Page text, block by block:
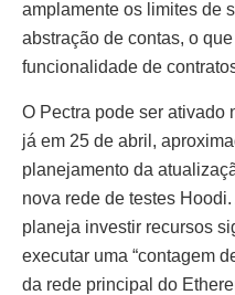
amplamente os limites de
abstração de contas, o
funcionalidade de
O Pectra pode ser ativado
já em 25 de abril,
planejamento da
nova rede de testes
planeja investir recursos
executar uma “contagem
da rede principal do